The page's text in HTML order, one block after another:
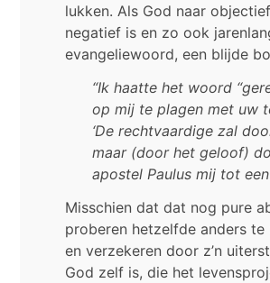
lukken. Als God naar
negatief is en zo ook
evangeliewoord, een blijde
“Ik haatte het woord
op mij te plagen met uw
‘De rechtvaardige zal
maar (door het geloof)
apostel Paulus mij tot
Misschien dat dat nog pure
proberen hetzelfde anders
en verzekeren door z’n
God zelf is, die het